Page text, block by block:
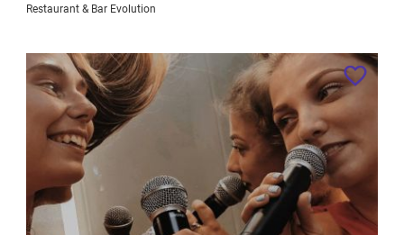
Restaurant & Bar Evolution